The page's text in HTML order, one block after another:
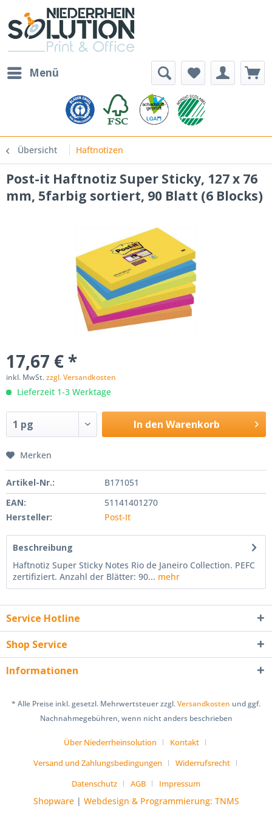
Menü
Übersicht Haftnotizen
Post-it Haftnotiz Super Sticky, 127 x 76
mm, 5farbig sortiert, 90 Blatt (6 Blocks)
17,67 € *
inkl. MwSt.zzgl. Versandkosten
Lieferzeit 1-3 Werktage
In den Warenkorb
Merken
Artikel-Nr.:
B171051
EAN:
51141401270
Hersteller:
Post-It
Beschreibung
Haftnotiz Super Sticky Notes Rio de Janeiro Collection. PEFC
zertifiziert. Anzahl der Blätter: 90... mehr
Service Hotline
Shop Service
Informationen
* Alle Preise inkl. gesetzl. Mehrwertsteuer zzgl.Versandkosten und ggf.
Nachnahmegebühren, wenn nicht anders beschrieben
Über Niederrheinsolution
Kontakt
Versand und Zahlungsbedingungen
Widerrufsrecht
Datenschutz
AGB Impressum
Shopware| Webdesign & Programmierung: TNMS